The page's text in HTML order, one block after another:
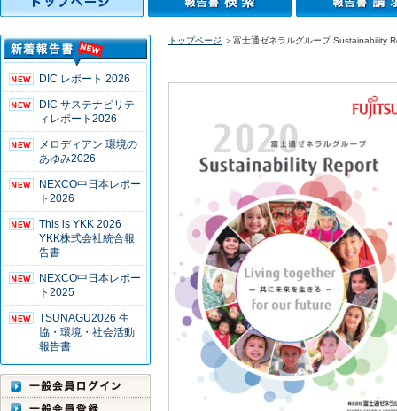
DIC レポート 2026
DIC サステナビリテ
ィレポート2026
メロディアン 環境の
あゆみ2026
NEXCO中日本レポー
ト2026
This is YKK 2026
YKK株式会社統合報
告書
NEXCO中日本レポー
ト2025
TSUNAGU2026 生
協・環境・社会活動
報告書
トップページ ＞富士通ゼネラルグループ Sustainability